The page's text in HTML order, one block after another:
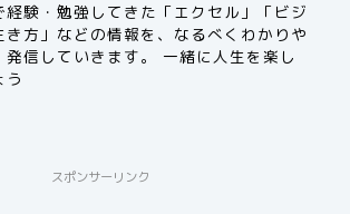
経験・勉強してきた「エクセル」「ビジ
き方」などの情報を、なるべくわかりや
発信していきます。 一緒に人生を楽し
う
スポンサーリンク